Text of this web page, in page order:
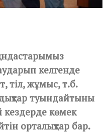
келгенде
тіл, жұмыс, т.б.
туындайтыны
кездерде көмек
орталықтар бар.